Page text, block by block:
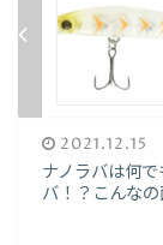
2021.12.15
ナノラバは何
バ！？こんな